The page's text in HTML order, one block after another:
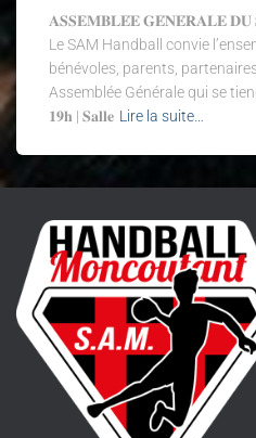
𝐀𝐒𝐒𝐄𝐌𝐁𝐋𝐄́𝐄 𝐆𝐄́𝐍𝐄́𝐑𝐀𝐋𝐄 𝐃𝐔
Le SAM Handball convie
bénévoles, parents,
Assemblée Générale qui se
𝟏𝟗𝐡 | 𝐒𝐚𝐥𝐥𝐞 Lire la suite…